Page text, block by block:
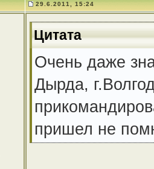
29.6.2011, 15:24
Цитата
Очень даже
Дырда,
пришел не